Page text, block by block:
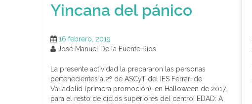
Yincana del pánico
16 febrero, 2019
José Manuel De la Fuente Ríos
La presente actividad la prepararon las personas
pertenecientes a 2º de ASCyT del IES Ferrari de
Valladolid (primera promoción), en Halloween de 2017,
para el resto de ciclos superiores del centro. EDAD: A